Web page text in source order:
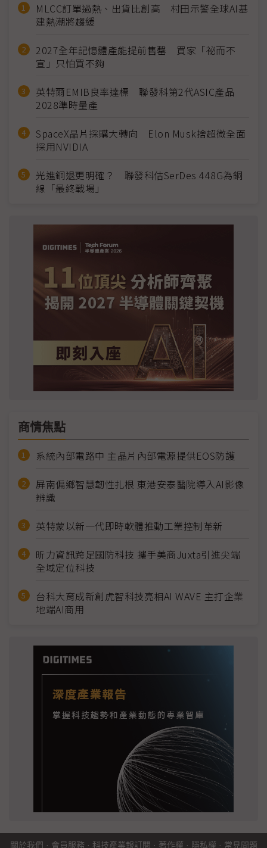
MLCC訂單過熱、出貨比創高 村田示警全球AI基
建熱潮將趨緩
2027全年記憶體產能提前售罄 買家「祕而不
宣」只怕買不夠
英特爾EMIB良率達標 聯發科第2代ASIC產品
2028準時量產
SpaceX晶片採購大轉向 Elon Musk捨超微全面
採用NVIDIA
光進銅退更明確？ 聯發科估SerDes 448G為銅
線「最終戰場」
商情焦點
系統內部電路中 主晶片內部電源提供EOS防護
屏南偏鄉智慧韌性扎根 東港安泰醫院導入AI影像
辨識
英特蒙以新一代即時軟體推動工業控制革新
昕力資訊跨足國防科技 攜手美商Juxta引進尖端
全域定位科技
台科大育成新創虎智科技亮相AI WAVE 主打企業
地端AI商用
關於我們 · 會員服務 · 科技產業報訂閱 · 著作權 · 隱私權 · 常見問題